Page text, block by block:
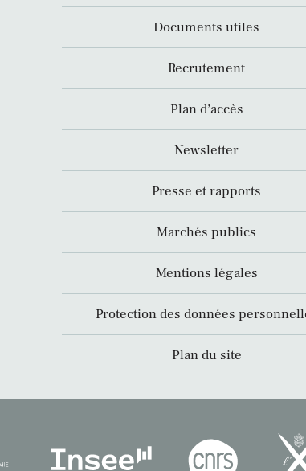
Documents utiles
Recrutement
Plan d’accès
Newsletter
Presse et rapports
Marchés publics
Mentions légales
Protection des données
Plan du site